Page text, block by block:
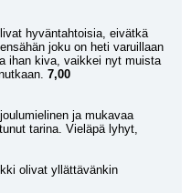
hyväntahtoisia, eivätkä
joku on heti varuillaan
ihan kiva, vaikkei nyt muista
7,00
ja mukavaa
tarina. Vieläpä lyhyt,
olivat yllättävänkin